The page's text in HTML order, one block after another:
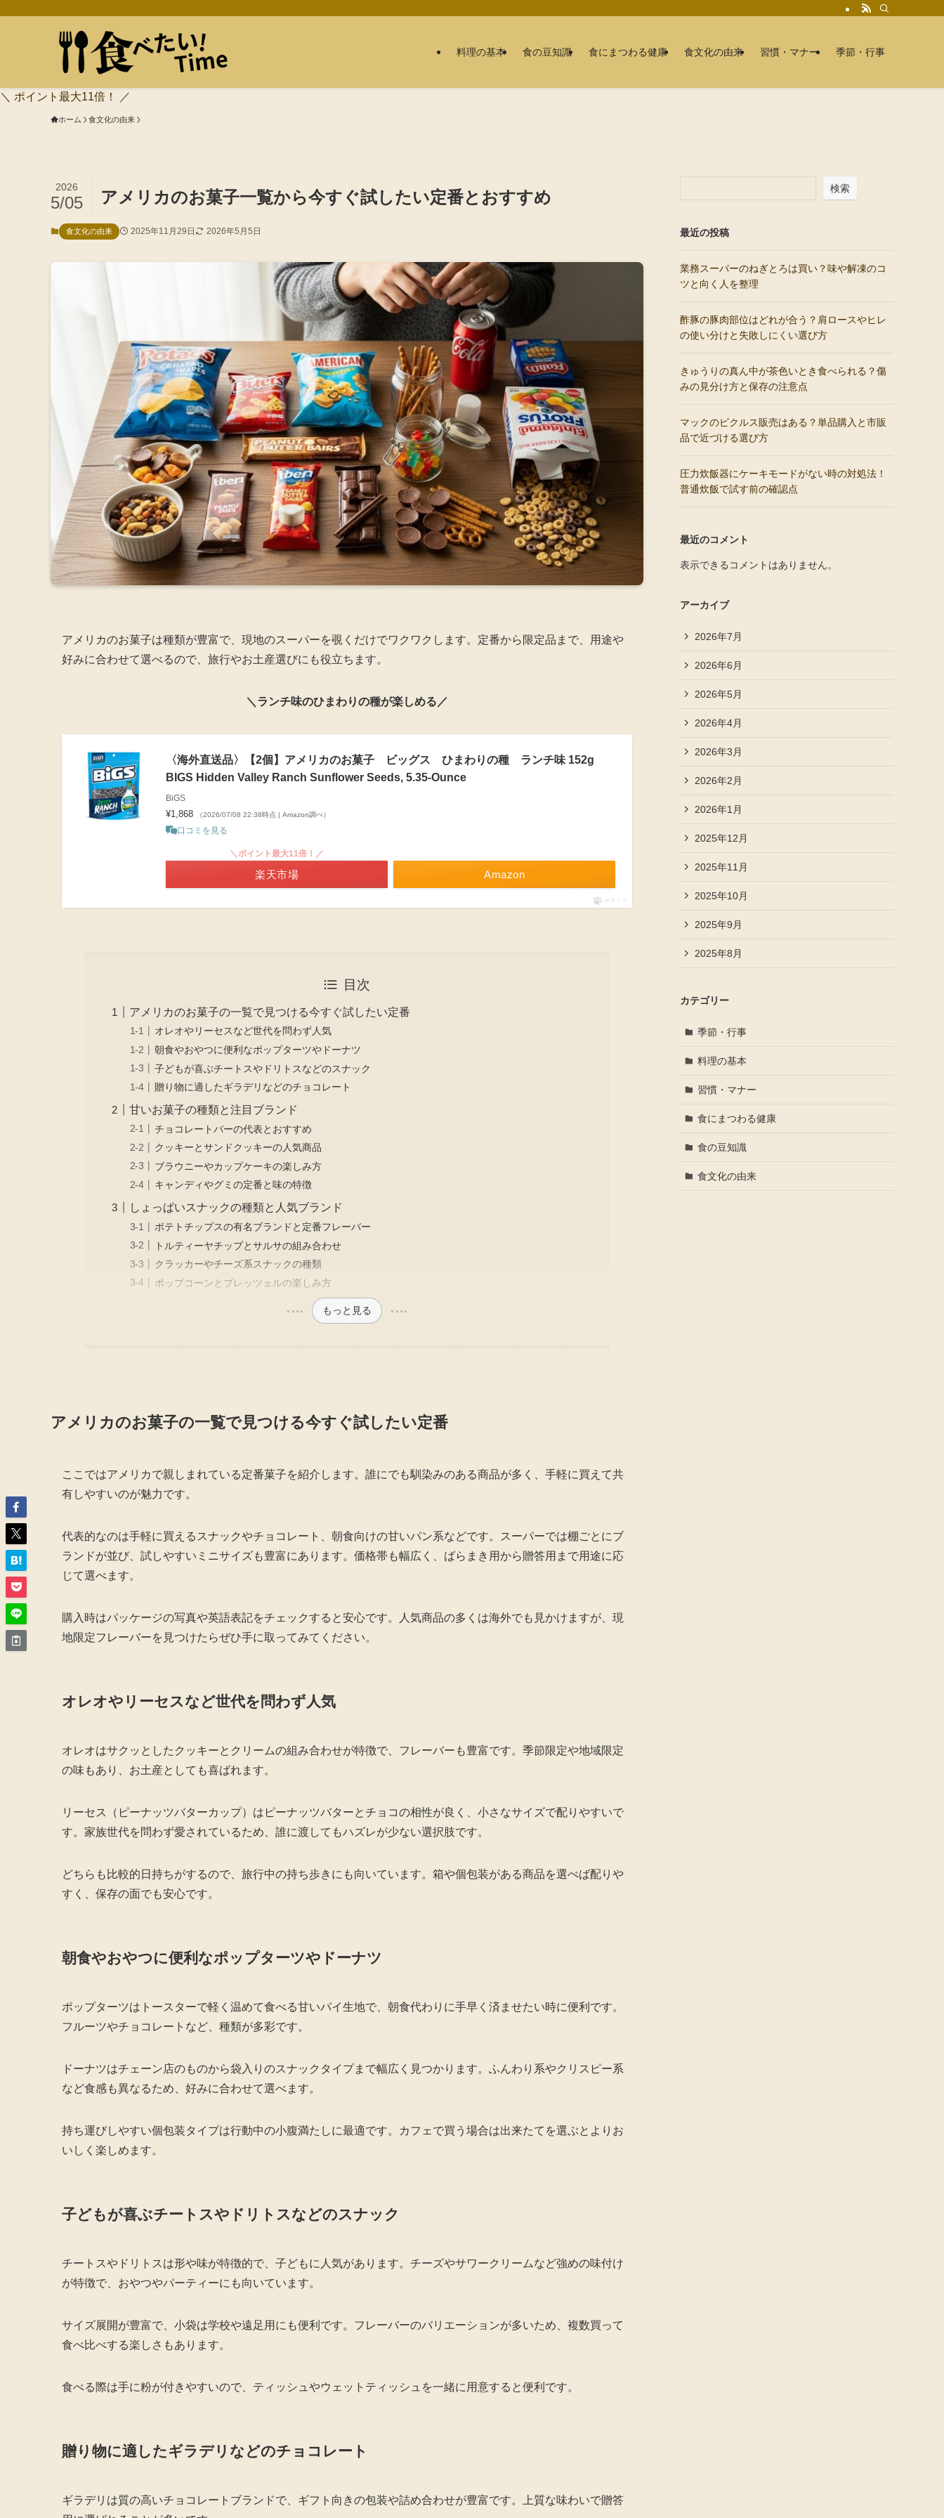
料理の基本 食の豆知識 食にまつわる健康 食文化の由来 習慣・マナー 季節・行事
＼ ポイント最大11倍！ ／
ホーム 食文化の由来
アメリカのお菓子一覧から今すぐ試したい定番とおすすめ
2026
5/05
食文化の由来 2025年11月29日 2026年5月5日
アメリカのお菓子は種類が豊富で、現地のスーパーを覗くだけでワクワクします。定番から限定品まで、用途や
好みに合わせて選べるので、旅行やお土産選びにも役立ちます。
＼ランチ味のひまわりの種が楽しめる／
〈海外直送品〉【2個】アメリカのお菓子 ビッグス ひまわりの種 ランチ味 152g
BIGS Hidden Valley Ranch Sunflower Seeds, 5.35-Ounce
BiGS
¥1,868 （2026/07/08 22:38時点 | Amazon調べ）
口コミを見る
Amazon
＼ポイント最大11倍！／
楽天市場
ポチップ
目次
アメリカのお菓子の一覧で見つける今すぐ試したい定番
オレオやリーセスなど世代を問わず人気
朝食やおやつに便利なポップターツやドーナツ
子どもが喜ぶチートスやドリトスなどのスナック
贈り物に適したギラデリなどのチョコレート
甘いお菓子の種類と注目ブランド
チョコレートバーの代表とおすすめ
クッキーとサンドクッキーの人気商品
ブラウニーやカップケーキの楽しみ方
キャンディやグミの定番と味の特徴
しょっぱいスナックの種類と人気ブランド
ポテトチップスの有名ブランドと定番フレーバー
トルティーヤチップとサルサの組み合わせ
クラッカーやチーズ系スナックの種類
ポップコーンとプレッツェルの楽しみ方
もっと見る
アメリカのお菓子の一覧で見つける今すぐ試したい定番
ここではアメリカで親しまれている定番菓子を紹介します。誰にでも馴染みのある商品が多く、手軽に買えて共
有しやすいのが魅力です。
代表的なのは手軽に買えるスナックやチョコレート、朝食向けの甘いパン系などです。スーパーでは棚ごとにブ
ランドが並び、試しやすいミニサイズも豊富にあります。価格帯も幅広く、ばらまき用から贈答用まで用途に応
じて選べます。
購入時はパッケージの写真や英語表記をチェックすると安心です。人気商品の多くは海外でも見かけますが、現
地限定フレーバーを見つけたらぜひ手に取ってみてください。
オレオやリーセスなど世代を問わず人気
オレオはサクッとしたクッキーとクリームの組み合わせが特徴で、フレーバーも豊富です。季節限定や地域限定
の味もあり、お土産としても喜ばれます。
リーセス（ピーナッツバターカップ）はピーナッツバターとチョコの相性が良く、小さなサイズで配りやすいで
す。家族世代を問わず愛されているため、誰に渡してもハズレが少ない選択肢です。
どちらも比較的日持ちがするので、旅行中の持ち歩きにも向いています。箱や個包装がある商品を選べば配りや
すく、保存の面でも安心です。
朝食やおやつに便利なポップターツやドーナツ
ポップターツはトースターで軽く温めて食べる甘いパイ生地で、朝食代わりに手早く済ませたい時に便利です。
フルーツやチョコレートなど、種類が多彩です。
ドーナツはチェーン店のものから袋入りのスナックタイプまで幅広く見つかります。ふんわり系やクリスピー系
など食感も異なるため、好みに合わせて選べます。
持ち運びしやすい個包装タイプは行動中の小腹満たしに最適です。カフェで買う場合は出来たてを選ぶとよりお
いしく楽しめます。
子どもが喜ぶチートスやドリトスなどのスナック
チートスやドリトスは形や味が特徴的で、子どもに人気があります。チーズやサワークリームなど強めの味付け
が特徴で、おやつやパーティーにも向いています。
サイズ展開が豊富で、小袋は学校や遠足用にも便利です。フレーバーのバリエーションが多いため、複数買って
食べ比べする楽しさもあります。
食べる際は手に粉が付きやすいので、ティッシュやウェットティッシュを一緒に用意すると便利です。
贈り物に適したギラデリなどのチョコレート
ギラデリは質の高いチョコレートブランドで、ギフト向きの包装や詰め合わせが豊富です。上質な味わいで贈答
検索
最近の投稿
業務スーパーのねぎとろは買い？味や解凍のコ
ツと向く人を整理
酢豚の豚肉部位はどれが合う？肩ロースやヒレ
の使い分けと失敗しにくい選び方
きゅうりの真ん中が茶色いとき食べられる？傷
みの見分け方と保存の注意点
マックのピクルス販売はある？単品購入と市販
品で近づける選び方
圧力炊飯器にケーキモードがない時の対処法！
普通炊飯で試す前の確認点
最近のコメント
表示できるコメントはありません。
アーカイブ
2026年7月
2026年6月
2026年5月
2026年4月
2026年3月
2026年2月
2026年1月
2025年12月
2025年11月
2025年10月
2025年9月
2025年8月
カテゴリー
季節・行事
料理の基本
習慣・マナー
食にまつわる健康
食の豆知識
食文化の由来